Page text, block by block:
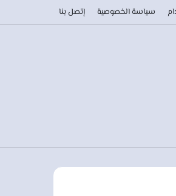
سياسة الخصوصية إتصل بنا